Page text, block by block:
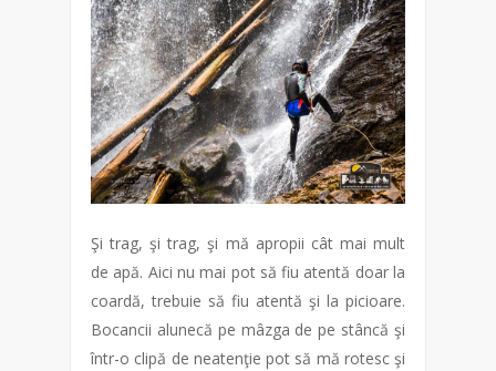
Şi trag, şi trag, şi mă apropii cât mai mult
de apă. Aici nu mai pot să fiu atentă doar la
coardă, trebuie să fiu atentă şi la picioare.
Bocancii alunecă pe mâzga de pe stâncă şi
într-o clipă de neatenţie pot să mă rotesc şi